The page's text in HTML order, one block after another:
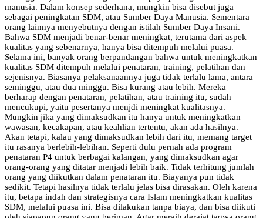
manusia. Dalam konsep sederhana, mungkin bisa disebut juga
sebagai peningkatan SDM, atau Sumber Daya Manusia. Sementara
orang lainnya menyebutnya dengan istilah Sumber Daya Insani.
Bahwa SDM menjadi benar-benar meningkat, terutama dari aspek
kualitas yang sebenarnya, hanya bisa ditempuh melalui puasa.
Selama ini, banyak orang berpandangan bahwa untuk meningkatkan
kualitas SDM ditempuh melalui penataran, training, pelatihan dan
sejenisnya. Biasanya pelaksanaannya juga tidak terlalu lama, antara
seminggu, atau dua minggu. Bisa kurang atau lebih. Mereka
berharap dengan penataran, pelatihan, atau training itu, sudah
mencukupi, yaitu pesertanya menjdi meningkat kualitasnya.
Mungkin jika yang dimaksudkan itu hanya untuk meningkatkan
wawasan, kecakapan, atau keahlian tertentu, akan ada hasilnya.
Akan tetapi, kalau yang dimaksudkan lebih dari itu, memang target
itu rasanya berlebih-lebihan. Seperti dulu pernah ada program
penataran P4 untuk berbagai kalangan, yang dimaksudkan agar
orang-orang yang ditatar menjadi lebih baik. Tidak terhitung jumlah
orang yang diikutkan dalam penataran itu. Biayanya pun tidak
sedikit. Tetapi hasilnya tidak terlalu jelas bisa dirasakan. Oleh karena
itu, betapa indah dan strategisnya cara Islam meningkatkan kualitas
SDM, melalui puasa ini. Bisa dilakukan tanpa biaya, dan bisa diikuti